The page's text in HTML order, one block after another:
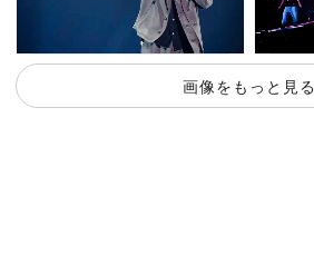
画像をもっと見る